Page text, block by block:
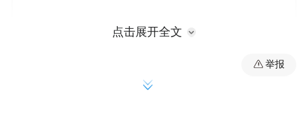
“阿耳忒弥斯”载人登月任务等可能会延期。
点击展开全文
举报